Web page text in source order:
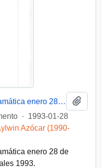
Reunión de evaluación programática enero 28 de 1993
· 1993-01-28
Azócar (1990-
enero 28 de
1993.